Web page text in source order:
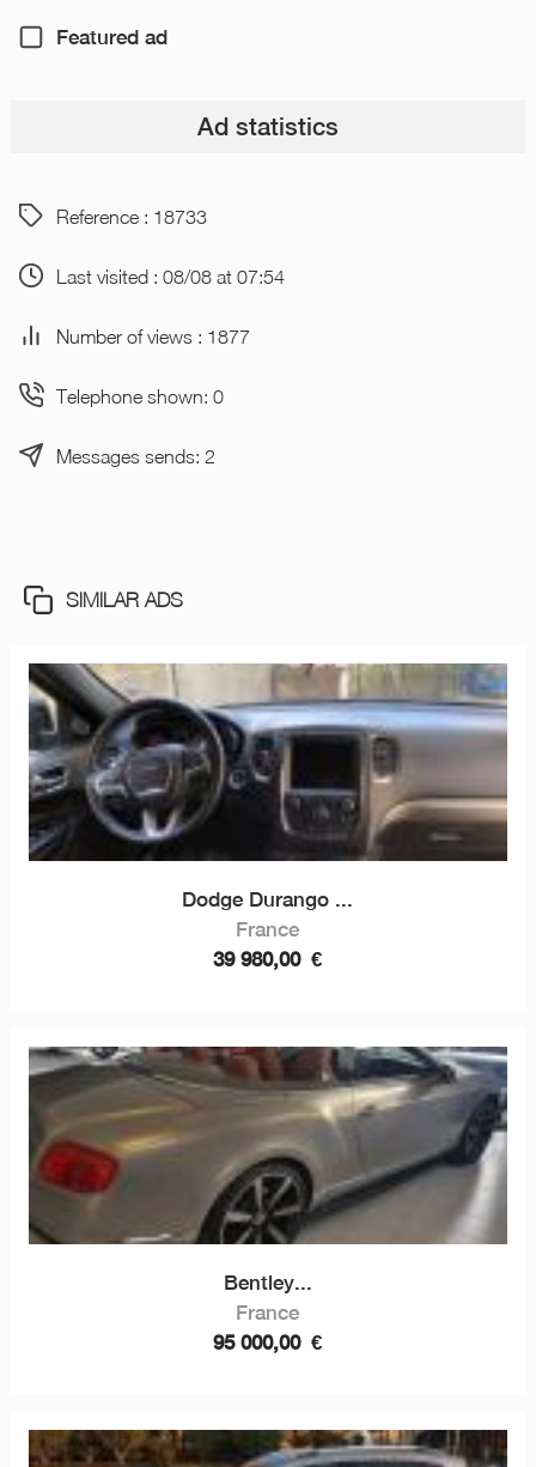
Featured ad
Ad statistics
Reference : 18733
Last visited : 08/08 at 07:54
Number of views : 1877
Telephone shown: 0
Messages sends: 2
SIMILAR ADS
Dodge Durango ...
France
39 980,00 €
Bentley...
France
95 000,00 €